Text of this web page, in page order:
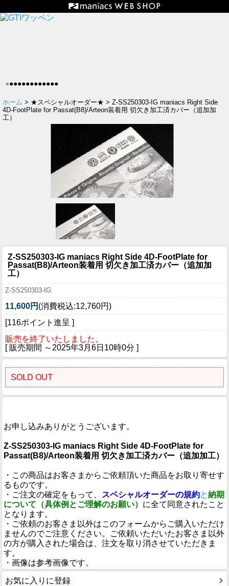
●●●●●●●●●●●●●
ホーム > ★スペシャルオーダー★ > Z-SS250303-IG maniacs Right Side
4D-FootPlate for Passat(B8)/Arteon装着用 切欠き加工済カバー（追加加
工）
Z-SS250303-IG maniacs Right Side 4D-FootPlate for
Passat(B8)/Arteon装着用 切欠き加工済カバー（追加加
工）
Z-SS250303-IG
11,600円 (消費税込:12,760円)
[116ポイント進呈 ]
販売を終了いたしました。
[ 販売期間 ～ 2025年3月6日10時0分 ]
SOLD OUT
お申し込みありがとうございます。
Z-SS250303-IG maniacs Right Side 4D-FootPlate for
Passat(B8)/Arteon装着用 切欠き加工済カバー（追加加工）
・この商品はお客さまからご依頼頂いた商品をお取り寄せす
るものです。
・ご注文の確定をもって、
スペシャルオーダーの規約と納期
について（具体例とご理解のお願い） に全て同意されたこと
となります。
・ご依頼のお客さま以外はこのフォームからご購入いただけ
ませんのでご注意ください。ご依頼いただいたお客さま以外
の方が購入された場合は、注文を取り消させていただきま
す。
・画像は参考画像です。
お気に入りに登録